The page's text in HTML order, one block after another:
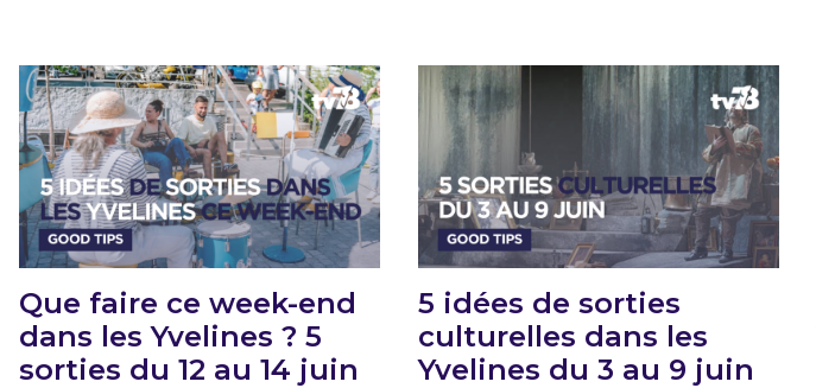
Que faire ce week-end
dans les Yvelines ? 5
sorties du 12 au 14 juin
5 idées de sorties
culturelles dans les
Yvelines du 3 au 9 juin